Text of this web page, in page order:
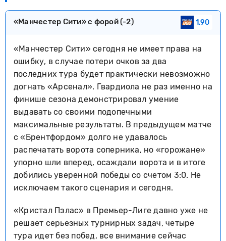
«Манчестер Сити» с форой (-2) 1.90
«Манчестер Сити» сегодня не имеет права на
ошибку, в случае потери очков за два
последних тура будет практически невозможно
догнать «Арсенал». Гвардиола не раз именно на
финише сезона демонстрировал умение
выдавать со своими подопечными
максимальные результаты. В предыдущем матче
с «Брентфордом» долго не удавалось
распечатать ворота соперника, но «горожане»
упорно шли вперед, осаждали ворота и в итоге
добились уверенной победы со счетом 3:0. Не
исключаем такого сценария и сегодня.
«Кристал Пэлас» в Премьер-Лиге давно уже не
решает серьезных турнирных задач, четыре
тура идет без побед, все внимание сейчас